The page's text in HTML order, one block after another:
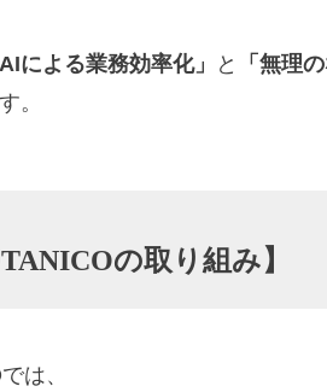
AIによる業務効率化」 と 「無理
。
の取り組み】
は、